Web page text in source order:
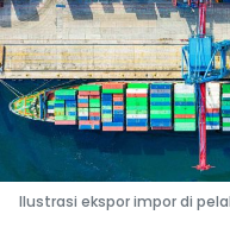
Ilustrasi ekspor impor di